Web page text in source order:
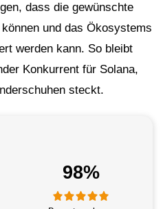
dass die gewünschte
und das Ökosystems
werden kann. So bleibt
Konkurrent für Solana,
steckt.
98%